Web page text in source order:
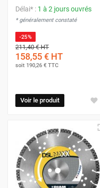
Délai* : 1 à 2 jours ouvrés
* généralement constaté
-25%
211,40 €HT
158,55 € HT
soit 190,26 € TTC
Voir le produit